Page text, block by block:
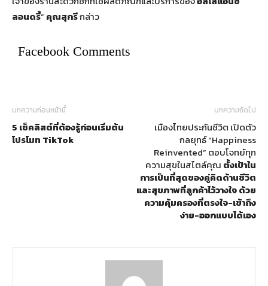
ลอนดรี้” คุณสุกรีกล่าว
Facebook Comments
บทความก่อนหน้านี้
5 เช็คลิสต์ที่ต้องรู้ก่อนเริ่มต้น
โปรโมท TikTok
บทความถัดไป
เมืองไทยประกันชีวิต เปิดตัว
กลยุทธ์ “Happiness
Reinvented” ตอบโจทย์ทุก
ความสุขในสไตล์คุณ ตั้งเป้าใน
การเป็นที่สุดของคู่คิดด้านชีวิต
และสุขภาพที่ลูกค้าไว้วางใจ ด้วย
ความคุ้มครองที่ตรงใจ-เข้าถึง
ง่าย-ออกแบบได้เอง